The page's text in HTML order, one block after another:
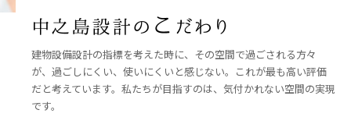
建物設備設計の指標を考えた時に、その空間で過ごされる方々
が、過ごしにくい、使いにくいと感じない。これが最も高い評価
だと考えています。私たちが目指すのは、気付かれない空間の実現
です。